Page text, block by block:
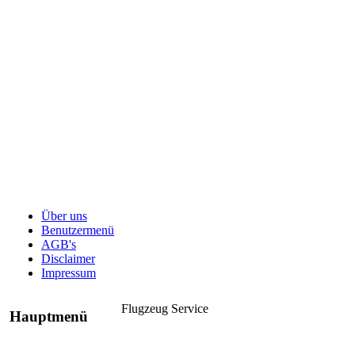
Über uns
Benutzermenü
AGB's
Disclaimer
Impressum
Hauptmenü Flugzeug Service